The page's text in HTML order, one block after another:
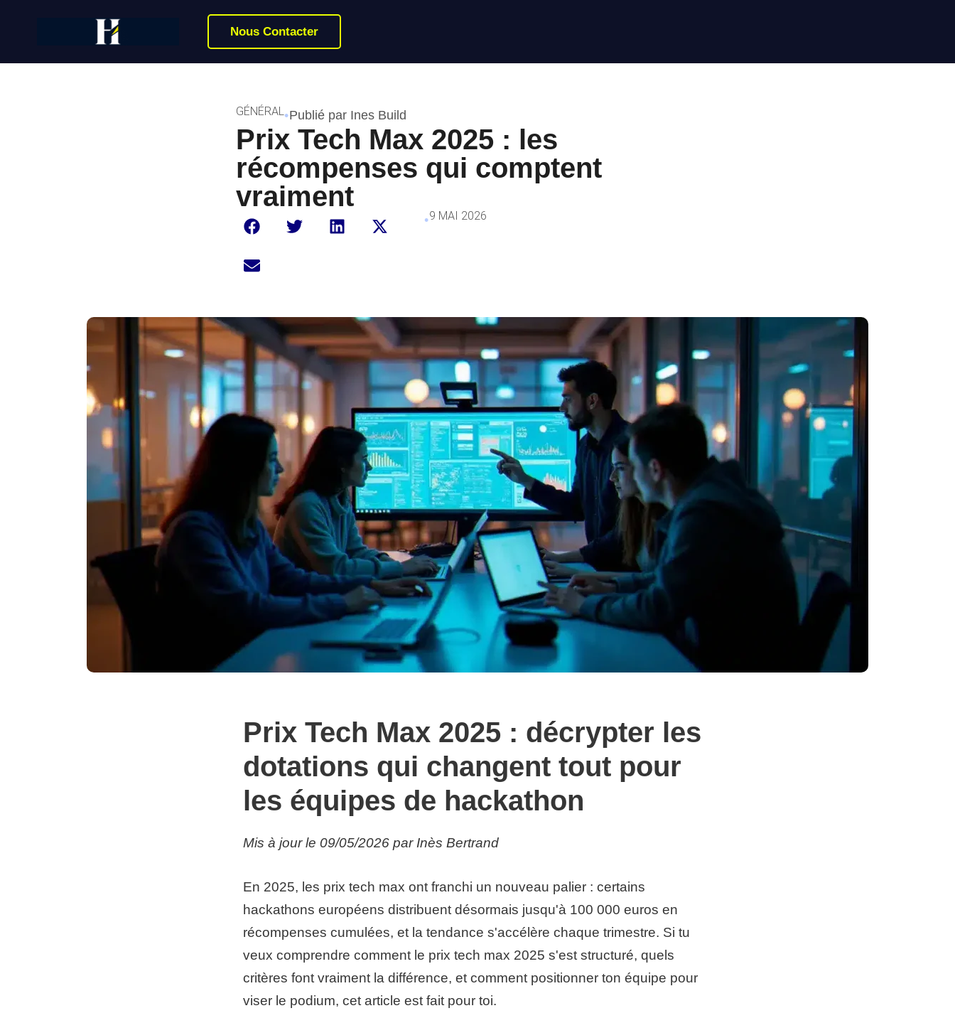
Nous Contacter
GÉNÉRAL•Publié par Ines Build
Prix Tech Max 2025 : les
récompenses qui comptent
vraiment
•9 MAI 2026
Prix Tech Max 2025 : décrypter les
dotations qui changent tout pour
les équipes de hackathon
Mis à jour le 09/05/2026 par Inès Bertrand
En 2025, les prix tech max ont franchi un nouveau palier : certains
hackathons européens distribuent désormais jusqu'à 100 000 euros en
récompenses cumulées, et la tendance s'accélère chaque trimestre. Si tu
veux comprendre comment le prix tech max 2025 s'est structuré, quels
critères font vraiment la différence, et comment positionner ton équipe pour
viser le podium, cet article est fait pour toi.